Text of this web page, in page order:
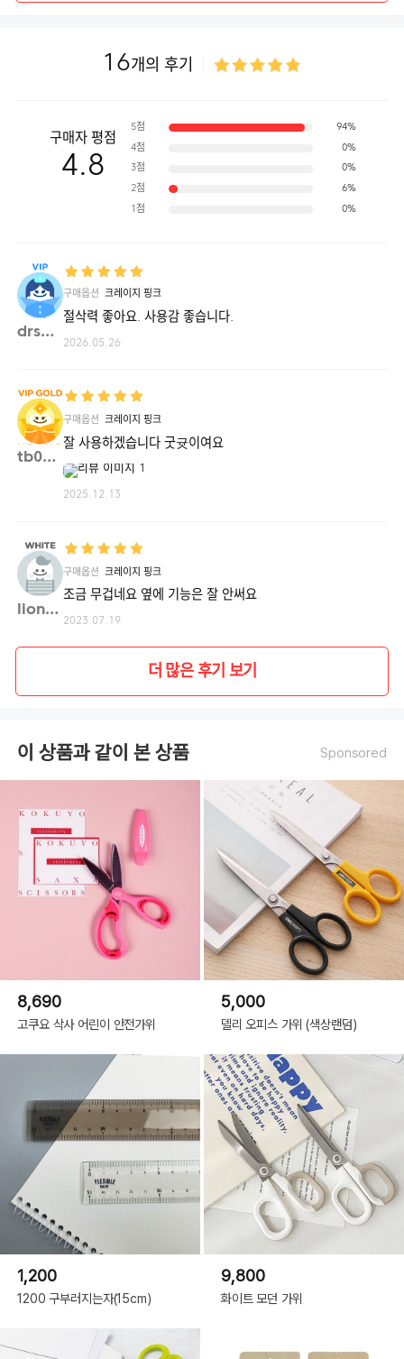
16개의 후기
구매자 평점
4.8
5점 94%
4점 0%
3점 0%
2점 6%
1점 0%
drsam**
구매옵션 크레이지 핑크
절삭력 좋아요. 사용감 좋습니다.
2026.05.26
tb061**
구매옵션 크레이지 핑크
잘 사용하겠습니다 굿귯이여요
2025.12.13
lionk**
구매옵션 크레이지 핑크
조금 무겁네요 옆에 기능은 잘 안써요
2023.07.19
더 많은 후기 보기
이 상품과 같이 본 상품 Sponsored
8,690
고쿠요 삭사 어린이 안전가위
5,000
델리 오피스 가위 (색상랜덤)
1,200
1200 구부러지는자(15cm)
9,800
화이트 모던 가위